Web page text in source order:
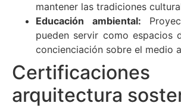
mantener las tradiciones
Educación ambiental:
pueden servir como espacios
concienciación sobre el medio
arquitectura